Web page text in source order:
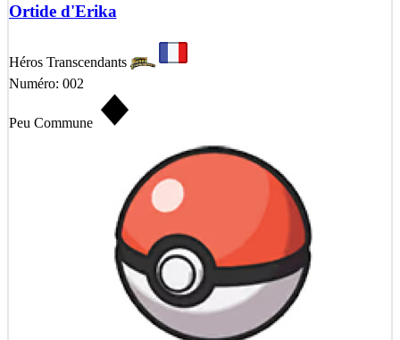
Ortide d'Erika
Héros Transcendants
Numéro: 002
Peu Commune